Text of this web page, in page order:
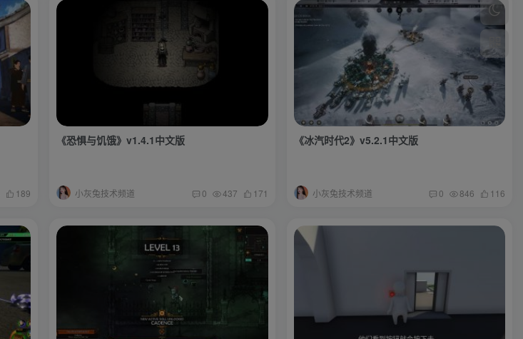
189
《恐惧与饥饿》v1.4.1中文版
小灰兔技术频道 0 437 171
《冰汽时代2》v5.2.1中文版
小灰兔技术频道 0 846 116